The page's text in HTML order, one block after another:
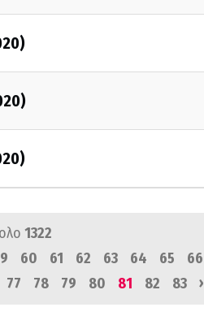
1322
60 61 62 63 64 65 66
77 78 79 80 81 82 83 ›